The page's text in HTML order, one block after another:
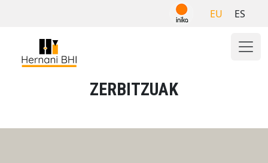
EU ES
ZERBITZUAK